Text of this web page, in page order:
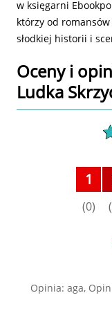
w księgarni
którzy od
słodkiej historii i
Oceny i
Ludka
1
(0)
Opinia: aga,